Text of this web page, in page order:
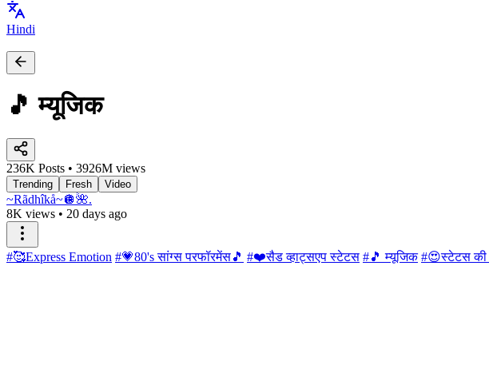
Hindi
🎵 म्यूजिक
236K Posts • 3926M views
Trending Fresh Video
~Rãdhîkå~🪩🌺.
8K views • 20 days ago
#🥰Express Emotion #💗80's सांग्स परफॉरमेंस🎵 #❤️सैड व्हाट्सएप स्टेटस #🎵 म्यूजिक #😍स्टेटस की